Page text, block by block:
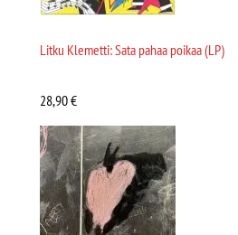
Litku Klemetti: Sata pahaa poikaa (LP)
28,90€